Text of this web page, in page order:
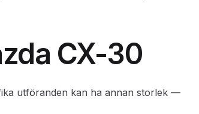
CX-30
utföranden kan ha annan storlek —